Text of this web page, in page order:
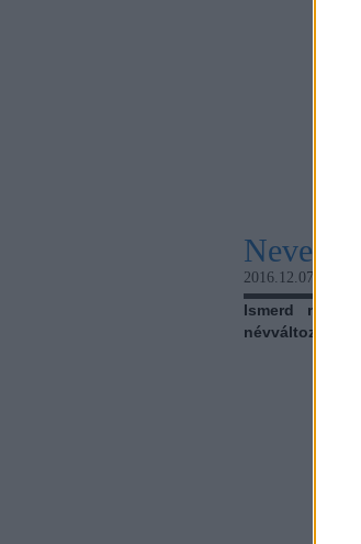
Nevet
2016.12.07. 18:58
Ismerd meg
névváltoztatás